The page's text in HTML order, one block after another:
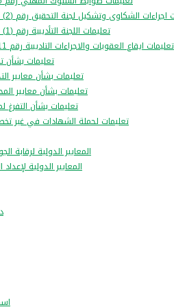
الشكاوى وتشكيل لجنة التحقيق رقم (2) لسنة 2026م
تعليمات اللجنة التأديبية رقم (1) لسنة 2026م
تعليمات ايقاع العقوبات والاجراءات التاديبية رقم 11 لسنة 2013
تعليمات بشأن
تعليمات بشأن معايير
تعليمات بشأن معايير
تعليمات بشأن التفرغ
تعليمات لحملة الشهادات في غير
المعايير الدولية لرقابة
المعايير الدولية لإعداد